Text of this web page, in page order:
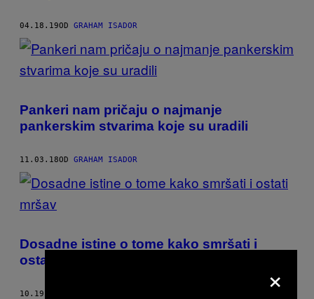
04.18.19OD GRAHAM ISADOR
Pankeri nam pričaju o najmanje
pankerskim stvarima koje su uradili
11.03.18OD GRAHAM ISADOR
Dosadne istine o tome kako smršati i
ostati mršav
10.19.18 ×